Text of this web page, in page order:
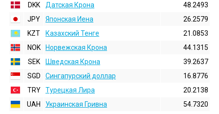
DKK
Датская Крона
48.2493
JPY
Японская Иена
26.2579
KZT
Казахский Тенге
21.0853
NOK
Норвежская Крона
44.1315
SEK
Шведская Крона
39.2637
SGD
Сингапурский доллар
16.8776
TRY
Турецкая Лира
20.2138
UAH
Украинская Гривна
54.7320